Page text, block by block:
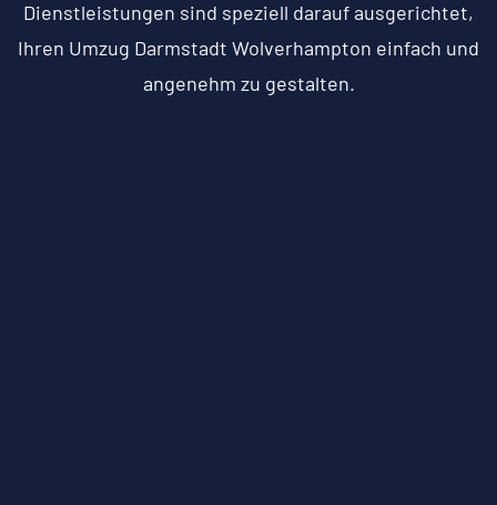
Dienstleistungen sind speziell darauf ausgerichtet,
Ihren Umzug Darmstadt Wolverhampton einfach und
angenehm zu gestalten.